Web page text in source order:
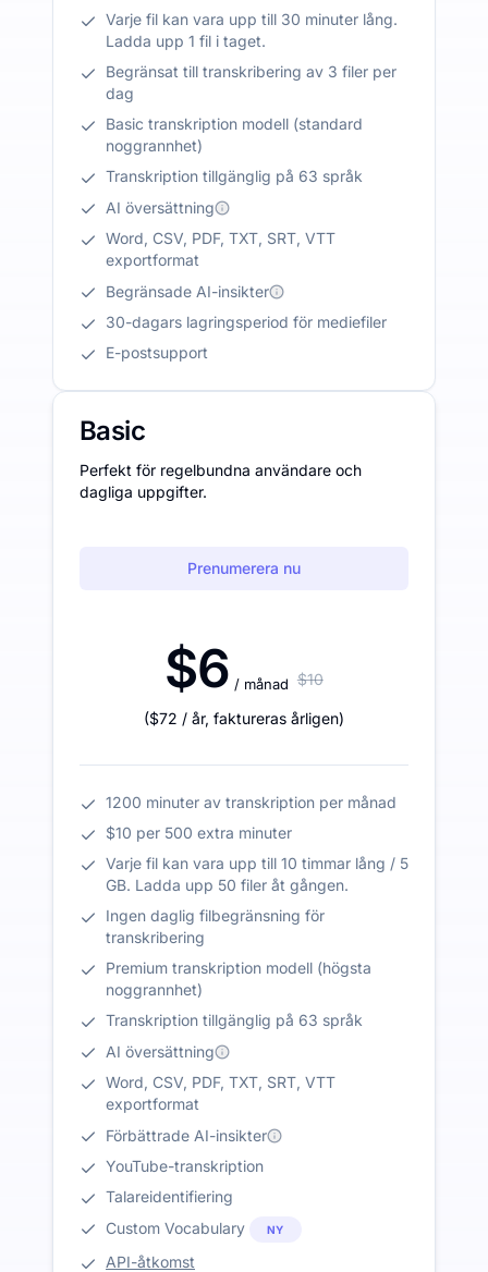
Varje fil kan vara upp till 30 minuter lång.
Ladda upp 1 fil i taget.
Begränsat till transkribering av 3 filer per
dag
Basic transkription modell (standard
noggrannhet)
Transkription tillgänglig på 63 språk
AI översättning
Word, CSV, PDF, TXT, SRT, VTT
exportformat
Begränsade AI-insikter
30-dagars lagringsperiod för mediefiler
E-postsupport
Basic
Perfekt för regelbundna användare och
dagliga uppgifter.
Prenumerera nu
$6 / månad $10
($72 / år, faktureras årligen)
1200 minuter av transkription per månad
$10 per 500 extra minuter
Varje fil kan vara upp till 10 timmar lång / 5
GB. Ladda upp 50 filer åt gången.
Ingen daglig filbegränsning för
transkribering
Premium transkription modell (högsta
noggrannhet)
Transkription tillgänglig på 63 språk
AI översättning
Word, CSV, PDF, TXT, SRT, VTT
exportformat
Förbättrade AI-insikter
YouTube-transkription
Talareidentifiering
Custom Vocabulary
NY
API-åtkomst